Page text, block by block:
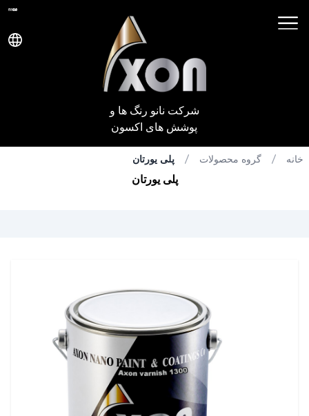
شرکت نانو رنگ ها و
پوشش های اکسون
خانه گروه محصولات پلی یورتان
پلی یورتان